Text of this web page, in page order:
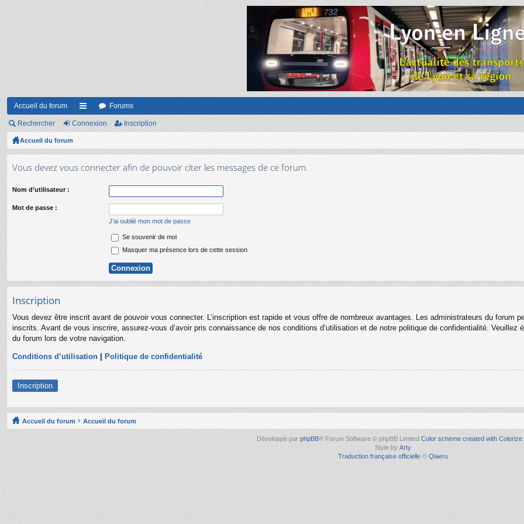
Accueil du forum
ac
Forums
Rechercher Connexion Inscription
Accueil du forum
Vous devez vous connecter afin de pouvoir citer les messages de ce forum.
Nom d’utilisateur :
Mot de passe :
J’ai oublié mon mot de passe
Se souvenir de moi
Masquer ma présence lors de cette session
Inscription
Vous devez être inscrit avant de pouvoir vous connecter. L’inscription est rapide et vous offre de nombreux avantages. Les administrateurs du forum
inscrits. Avant de vous inscrire, assurez-vous d’avoir pris connaissance de nos conditions d’utilisation et de notre politique de confidentialité.
du forum lors de votre navigation.
Conditions d’utilisation | Politique de confidentialité
Inscription
Accueil du forum Accueil du forum
Développé par phpBB® Forum Software © phpBB Limited Color scheme created with Colorize
Style by Arty
Traduction française officielle © Qiaeru